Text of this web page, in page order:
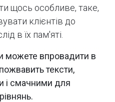
щось особливе, таке,
клієнтів до
в їх пам'яті.
можете впровадити в
тексти,
і смачними для